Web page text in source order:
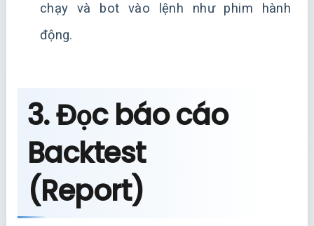
chạy và bot vào lệnh như phim hành
động.
3. Đọc báo cáo
Backtest
(Report)